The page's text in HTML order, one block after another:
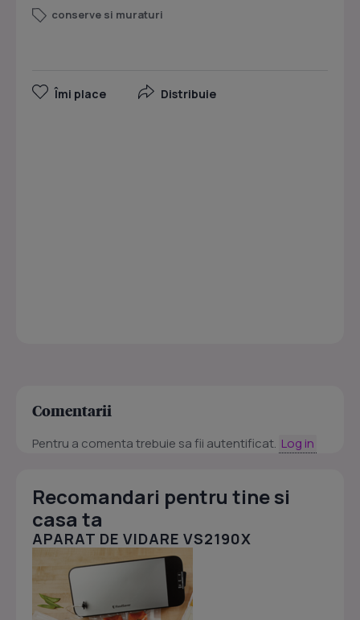
conserve si muraturi
Îmi place Distribuie
Comentarii
Pentru a comenta trebuie sa fii autentificat. Log in
Recomandari pentru tine si
casa ta
APARAT DE VIDARE VS2190X